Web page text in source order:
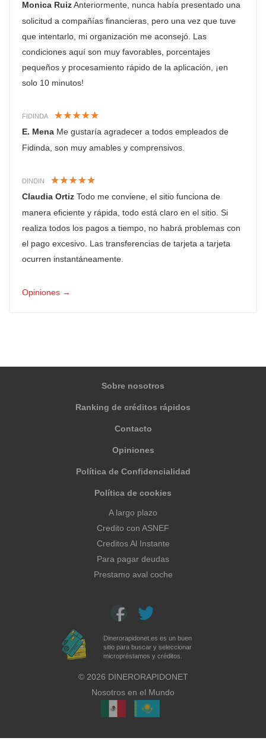
Monica RuizAnteriormente, nunca había presentado una
solicitud a compañías financieras, pero una vez que tuve
que intentarlo, mi organización me aconsejó. Las
condiciones aquí son muy favorables, porcentajes
pequeños y procesamiento rápido de la aplicación, ¡en
solo 10 minutos!
FIDINDA
E. Mena Me gustaría agradecer a todos empleados de
Fidinda, son muy amables y comprensivos.
DINDIN
Claudia Ortiz Todo me conviene, el sitio funciona de
manera eficiente y rápida, todo está claro en el sitio. Si
realiza todos los pagos a tiempo, no habrá problemas con
el pago excesivo. Las transferencias de tarjeta a tarjeta
ocurren instantáneamente.
Opiniones →
Sobre nosotros
Ranking de créditos rápidos
Contacto
Opiniones
Política de Confidencialidad
Política de cookies
Dinerorapidonet.es es un buen
sitio para buscar y seleccionar
micropréstamos y créditos.
A largo plazo
Credito con ASNEF
Creditos Al Instante
Para pagar deudas
Prestamo aval coche
© 2026 DINERORAPIDONET
Nosotros en el Mundo